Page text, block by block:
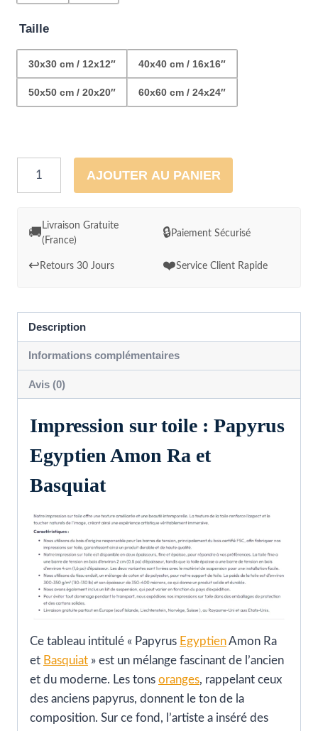
Taille
30x30 cm / 12x12″ 40x40 cm / 16x16″
50x50 cm / 20x20″ 60x60 cm / 24x24″
quantité
Egyptien
Amon
Ra
AJOUTER AU PANIER
🚚
Livraison Gratuite
(France)
🔒Paiement Sécurisé
↩️ Retours 30 Jours ❤️Service Client Rapide
Description
Informations complémentaires
Avis (0)
Impression sur toile : Papyrus
Egyptien Amon Ra et
Basquiat
Ce tableau intitulé « Papyrus EgyptienAmon Ra
et Basquiat » est un mélange fascinant de l’ancien
et du moderne. Les tons oranges, rappelant ceux
des anciens papyrus, donnent le ton de la
composition. Sur ce fond, l’artiste a inséré des